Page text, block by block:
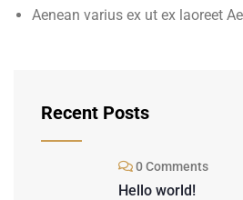
Aenean varius ex ut ex laoreet
Recent Posts
0 Comments
Hello world!